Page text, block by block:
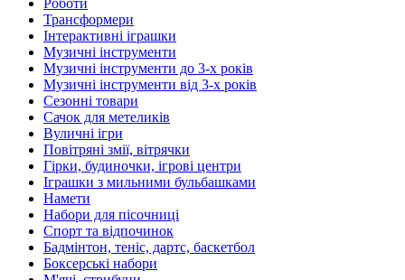
Роботи
Трансформери
Інтерактивні іграшки
Музичні інструменти
Музичні інструменти до 3-х років
Музичні інструменти від 3-х років
Сезонні товари
Сачок для метеликів
Вуличні ігри
Повітряні змії, вітрячки
Гірки, будиночки, ігрові центри
Іграшки з мильними бульбашками
Намети
Набори для пісочниці
Спорт та відпочинок
Бадмінтон, теніс, дартс, баскетбол
Боксерські набори